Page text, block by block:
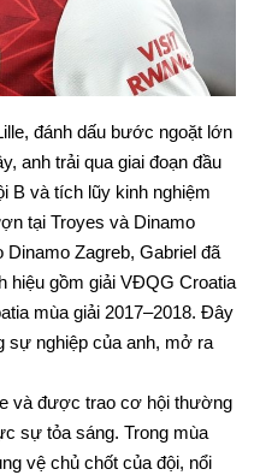
đánh dấu bước ngoặt lớn
anh trải qua giai đoạn đầu
B và tích lũy kinh nghiệm
tại Troyes và Dinamo
Dinamo Zagreb, Gabriel đã
hiệu gồm giải VĐQG Croatia
mùa giải 2017–2018. Đây
sự nghiệp của anh, mở ra
và được trao cơ hội thường
sự tỏa sáng. Trong mùa
vệ chủ chốt của đội, nổi